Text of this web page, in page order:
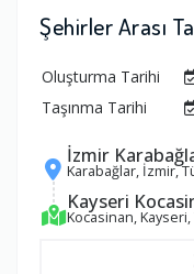
Şehirler Arası
Oluşturma Tarihi
Taşınma Tarihi
İzmir
Karabağlar, İzmir,
Kayseri
Kocasinan,